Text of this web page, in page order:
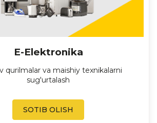
E-Elektronika
qurilmalar va maishiy texnikalarni
sug'urtalash
SOTIB OLISH